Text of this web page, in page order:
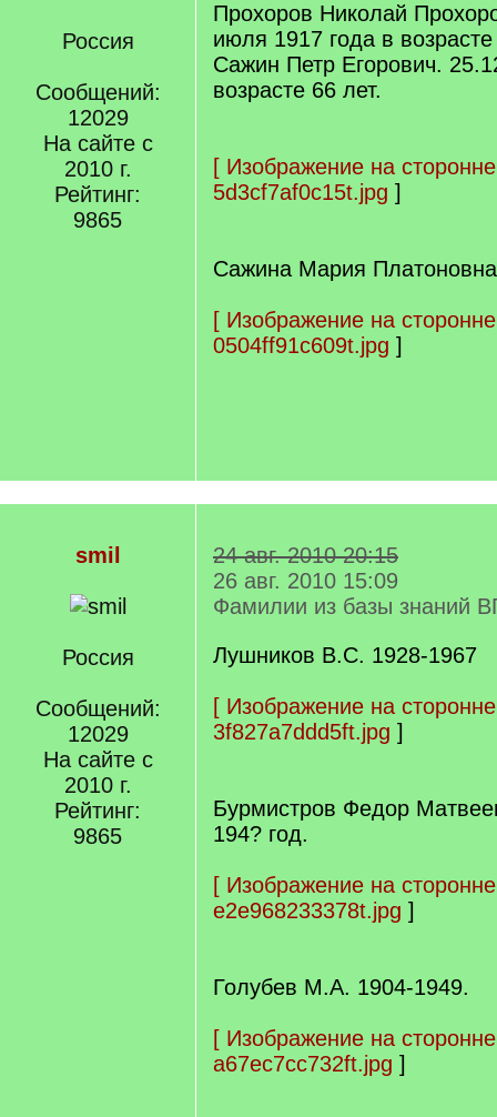
Россия
Сообщений:
12029
На сайте с
2010 г.
Рейтинг:
9865
Прохоров Николай
июля 1917 года в возрасте
Сажин Петр Егорович.
возрасте 66 лет.
[ Изображение на
5d3cf7af0c15t.jpg ]
Сажина Мария
[ Изображение на
0504ff91c609t.jpg ]
smil
Россия
Сообщений:
12029
На сайте с
2010 г.
Рейтинг:
9865
24 авг. 2010 20:15
26 авг. 2010 15:09
Фамилии из базы знаний
Лушников В.С. 1928-1967
[ Изображение на
3f827a7ddd5ft.jpg ]
Бурмистров Федор
194? год.
[ Изображение на
e2e968233378t.jpg ]
Голубев М.А. 1904-1949.
[ Изображение на
a67ec7cc732ft.jpg ]